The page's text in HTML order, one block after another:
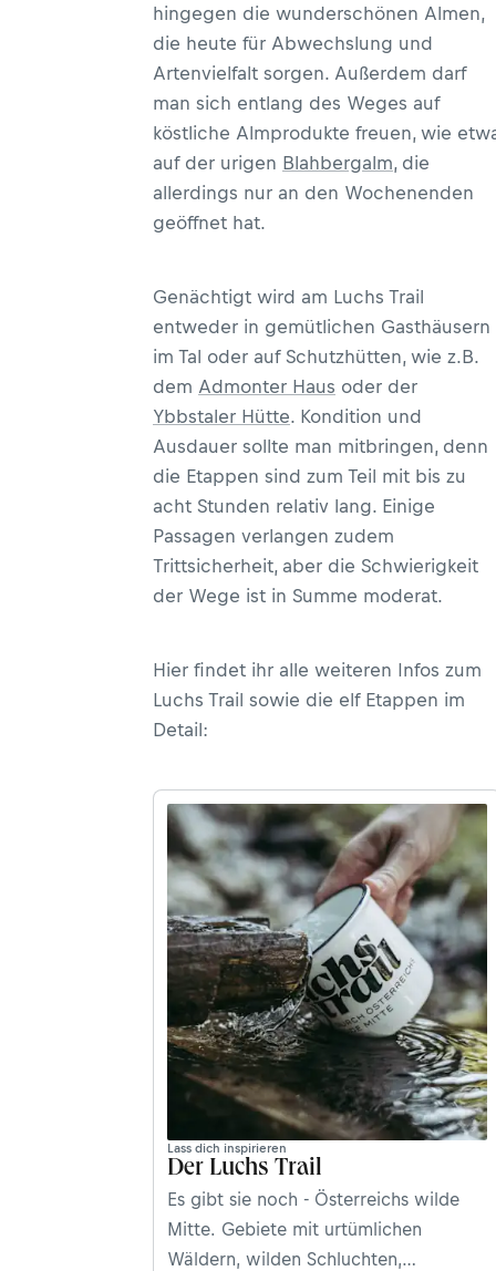
hingegen die wunderschönen Almen,
die heute für Abwechslung und
Artenvielfalt sorgen. Außerdem darf
man sich entlang des Weges auf
köstliche Almprodukte freuen, wie
auf der urigen Blahbergalm, die
allerdings nur an den Wochenenden
geöffnet hat.
Genächtigt wird am Luchs Trail
entweder in gemütlichen Gasthäusern
im Tal oder auf Schutzhütten, wie z.B.
dem Admonter Haus oder der
Ybbstaler Hütte. Kondition und
Ausdauer sollte man mitbringen, denn
die Etappen sind zum Teil mit bis zu
acht Stunden relativ lang. Einige
Passagen verlangen zudem
Trittsicherheit, aber die Schwierigkeit
der Wege ist in Summe moderat.
Hier findet ihr alle weiteren Infos zum
Luchs Trail sowie die elf Etappen im
Detail:
Lass dich inspirieren
Der Luchs Trail
Es gibt sie noch - Österreichs wilde
Mitte. Gebiete mit urtümlichen
Wäldern, wilden Schluchten,